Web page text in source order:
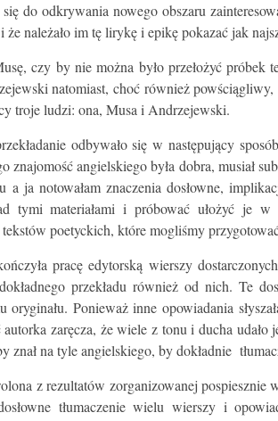
do odkrywania nowego obszaru
należało im tę lirykę i epikę pokazać jak
by nie można było przełożyć próbek tej
natomiast, choć również
troje ludzi: ona, Musa i Andrzejewski.
odbywało się w następujący
znajomość angielskiego była dobra, musiał
a ja notowałam znaczenia dosłowne,
tymi materiałami i próbować ułożyć je
poetyckich, które mogliśmy
pracę edytorską wierszy
przekładu również od nich. Te
oryginału. Ponieważ inne opowiadania
autorka zaręcza, że wiele z tonu i ducha
znał na tyle angielskiego, by dokładnie
rezultatów zorganizowanej pospiesznie
tłumaczenie wielu wierszy i